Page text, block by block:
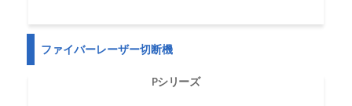
ファイバーレーザー切断機
Pシリーズ